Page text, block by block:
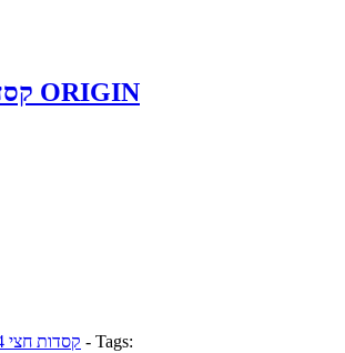
קסדת אופנוע 3/4 ORIGIN
קסדות חצי 3/4 לאופנוע - Tags: